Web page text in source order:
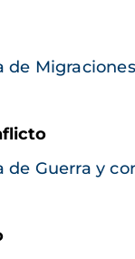
de Migraciones
de Guerra y